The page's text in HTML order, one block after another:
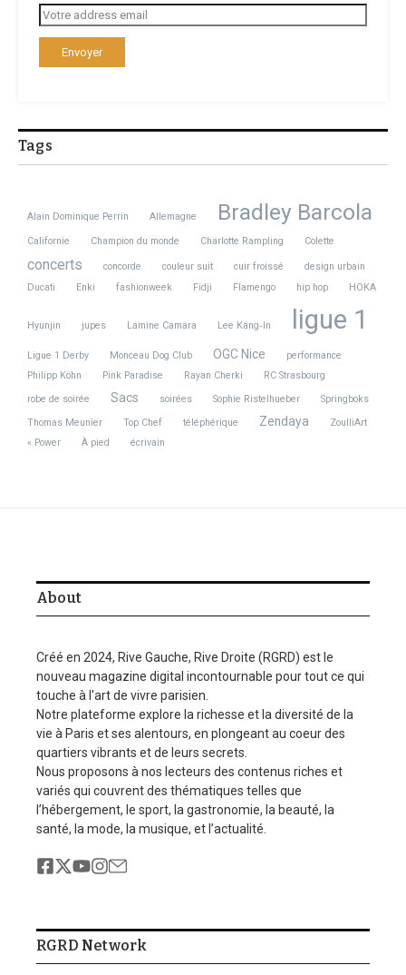
Tags
Alain Dominique Perrin Allemagne Bradley Barcola
Californie Champion du monde Charlotte Rampling Colette
concerts concorde couleur suit cuir froissé
design urbain
Ducati
Enki fashionweek Fidji Flamengo hip hop HOKA
Hyunjin jupes Lamine Camara Lee Kang‑In ligue 1
Ligue 1 Derby Monceau Dog Club OGC Nice
performance
Philipp Köhn
Pink Paradise Rayan Cherki
RC Strasbourg
robe de soirée
Sacs soirées Sophie Ristelhueber
Springboks
Thomas Meunier
Top Chef téléphérique Zendaya
ZoulliArt
« Power
À pied écrivain
About
Créé en 2024, Rive Gauche, Rive Droite (RGRD) est le
nouveau magazine digital incontournable pour tout ce qui
touche à l'art de vivre parisien.
Notre plateforme explore la richesse et la diversité de la
vie à Paris et ses alentours, en plongeant au coeur des
quartiers vibrants et de leurs secrets.
Nous proposons à nos lecteurs des contenus riches et
variés qui couvrent des thématiques telles que
l’hébergement, le sport, la gastronomie, la beauté, la
santé, la mode, la musique, et l’actualité.
RGRD Network